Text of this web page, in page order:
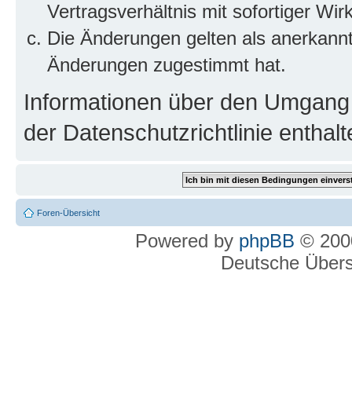
Vertragsverhältnis mit sofortiger
Die Änderungen gelten als
Änderungen zugestimmt hat.
Informationen über den
der Datenschutzrichtlinie
Foren-Übersicht
Powered by phpBB ©
Deutsche